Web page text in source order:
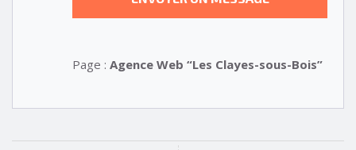
Page : Agence Web “Les Clayes-sous-Bois”